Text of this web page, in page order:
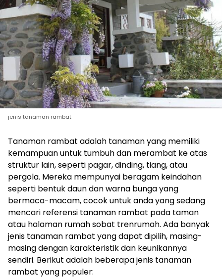
jenis tanaman rambat
Tanaman rambat adalah tanaman yang memiliki
kemampuan untuk tumbuh dan merambat ke atas
struktur lain, seperti pagar, dinding, tiang, atau
pergola. Mereka mempunyai beragam keindahan
seperti bentuk daun dan warna bunga yang
bermaca-macam, cocok untuk anda yang sedang
mencari referensi tanaman rambat pada taman
atau halaman rumah sobat trenrumah. Ada banyak
jenis tanaman rambat yang dapat dipilih, masing-
masing dengan karakteristik dan keunikannya
sendiri. Berikut adalah beberapa jenis tanaman
rambat yang populer: